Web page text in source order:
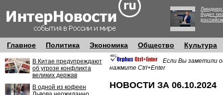
будет
Главное Политика Экономика Общество Культура
В Китае предупреждают
об угрозе конфликта
великих держав
В одной из кофеен
Если Вы заметили
нажмите Ctrl+Enter
НОВОСТИ ЗА 06.10.2024